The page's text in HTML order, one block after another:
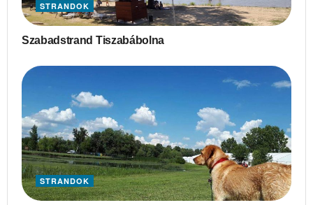
STRANDOK
Szabadstrand Tiszabábolna
STRANDOK